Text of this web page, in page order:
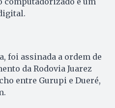
foi assinada a ordem de
da Rodovia Juarez
entre Gurupi e Dueré,